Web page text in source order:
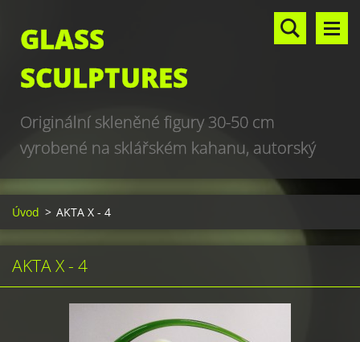
GLASS
SCULPTURES
Originální skleněné figury 30-50 cm
vyrobené na sklářském kahanu, autorský
design, hand made, art glass sculptures,
world unique production
Úvod > AKTA X - 4
AKTA X - 4